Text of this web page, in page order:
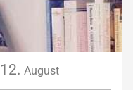
12. August